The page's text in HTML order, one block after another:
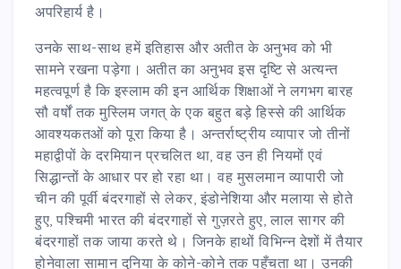
अपरिहार्य है।
उनके साथ-साथ हमें इतिहास और अतीत के अनुभव को भी
सामने रखना पड़ेगा। अतीत का अनुभव इस दृष्टि से अत्यन्त
महत्वपूर्ण है कि इस्लाम की इन आर्थिक शिक्षाओं ने लगभग बारह
सौ वर्षों तक मुस्लिम जगत् के एक बहुत बड़े हिस्से की आर्थिक
आवश्यकतओं को पूरा किया है। अन्तर्राष्ट्रीय व्यापार जो तीनों
महाद्वीपों के दरमियान प्रचलित था, वह उन ही नियमों एवं
सिद्धान्तों के आधार पर हो रहा था। वह मुसलमान व्यापारी जो
चीन की पूर्वी बंदरगाहों से लेकर, इंडोनेशिया और मलाया से होते
हुए, पश्चिमी भारत की बंदरगाहों से गुज़रते हुए, लाल सागर की
बंदरगाहों तक जाया करते थे। जिनके हाथों विभिन्न देशों में तैयार
होनेवाला सामान दुनिया के कोने-कोने तक पहुँचता था। उनकी